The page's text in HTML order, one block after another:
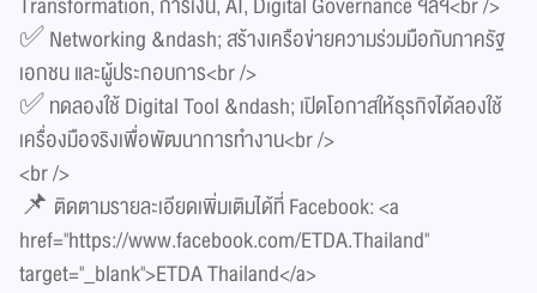
✅ Networking &ndash; สร้างเครือข่ายความร่วมมือกับภาครัฐ
เอกชน และผู้ประกอบการ<br />
✅ ทดลองใช้ Digital Tool &ndash; เปิดโอกาสให้ธุรกิจได้ลองใช้
เครื่องมือจริงเพื่อพัฒนาการทำงาน<br />
<br />
📌 ติดตามรายละเอียดเพิ่มเติมได้ที่ Facebook: <a
href="https://www.facebook.com/ETDA.Thailand"
target="_blank">ETDA Thailand</a>